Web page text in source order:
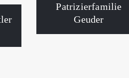
Patrizierfamilie
Geuder